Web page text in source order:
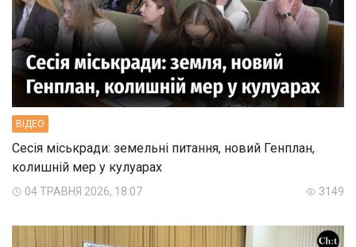
ВIДЕО
Сесія міськради: земельні питання, новий Генплан,
колишній мер у кулуарах
04 ТРАВНЯ 2026, 18:07 3149